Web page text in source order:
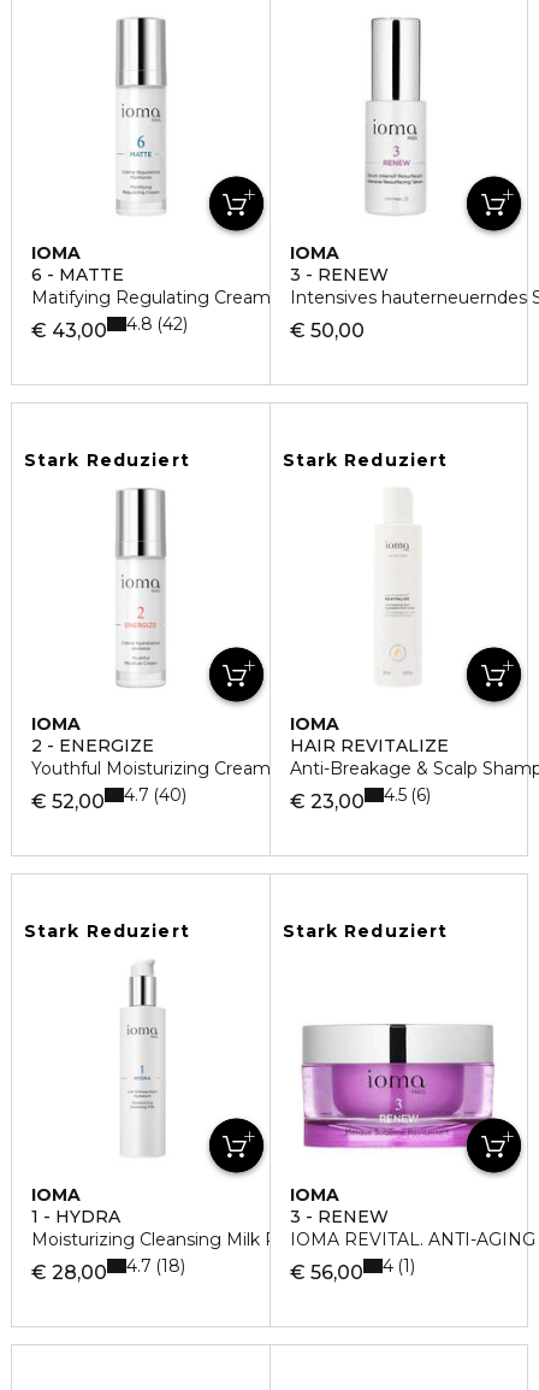
IOMA
6 - MATTE
Matifying Regulating Cream Day&Night Gesichtscreme
€ 43,00 4.8 42
IOMA
3 - RENEW
Intensives hauterneuerndes
€ 50,00
Stark Reduziert
IOMA
2 - ENERGIZE
Youthful Moisturizing Cream Day&Night Gesichtscreme
€ 52,00 4.7 40
Stark Reduziert
IOMA
HAIR REVITALIZE
Anti-Breakage & Scalp
€ 23,00 4.5 6
Stark Reduziert
IOMA
1 - HYDRA
Moisturizing Cleansing Milk Reinigungsmilch
€ 28,00 4.7 18
Stark Reduziert
IOMA
3 - RENEW
IOMA REVITAL. ANTI-
€ 56,00 4 1